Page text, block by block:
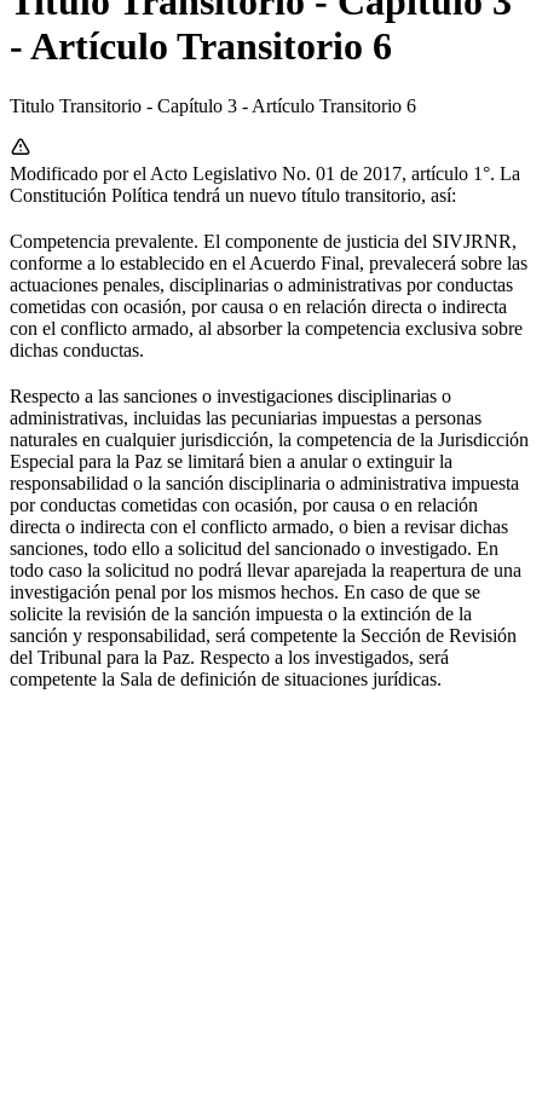
- Artículo Transitorio 6
Titulo Transitorio - Capítulo 3 - Artículo Transitorio 6
Modificado por el Acto Legislativo No. 01 de 2017, artículo 1°. La
Constitución Política tendrá un nuevo título transitorio, así:
Competencia prevalente. El componente de justicia del SIVJRNR,
conforme a lo establecido en el Acuerdo Final, prevalecerá sobre las
actuaciones penales, disciplinarias o administrativas por conductas
cometidas con ocasión, por causa o en relación directa o indirecta
con el conflicto armado, al absorber la competencia exclusiva sobre
dichas conductas.
Respecto a las sanciones o investigaciones disciplinarias o
administrativas, incluidas las pecuniarias impuestas a personas
naturales en cualquier jurisdicción, la competencia de la Jurisdicción
Especial para la Paz se limitará bien a anular o extinguir la
responsabilidad o la sanción disciplinaria o administrativa impuesta
por conductas cometidas con ocasión, por causa o en relación
directa o indirecta con el conflicto armado, o bien a revisar dichas
sanciones, todo ello a solicitud del sancionado o investigado. En
todo caso la solicitud no podrá llevar aparejada la reapertura de una
investigación penal por los mismos hechos. En caso de que se
solicite la revisión de la sanción impuesta o la extinción de la
sanción y responsabilidad, será competente la Sección de Revisión
del Tribunal para la Paz. Respecto a los investigados, será
competente la Sala de definición de situaciones jurídicas.